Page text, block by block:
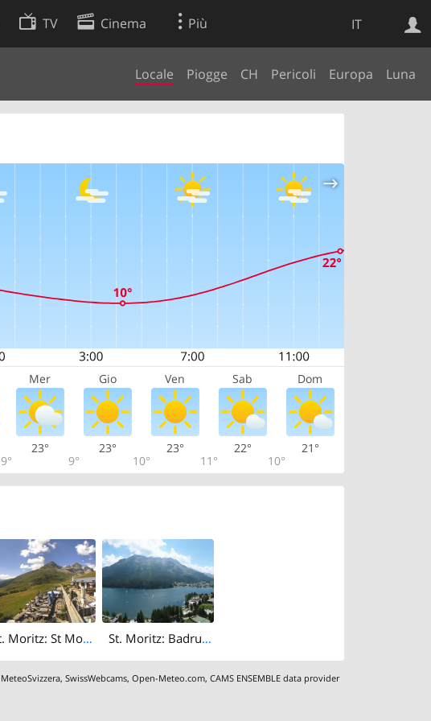
IT
TV Cinema Più
Locale Piogge CH Pericoli Europa Luna
Mer Gio Ven Sab Dom
9°
23°
9°
23°
10°
23°
11°
22°
10°
21°
St. Moritz: St Moritz - Piz Albana St. Moritz: Badrutt's Palace Hotel
MeteoSvizzera,SwissWebcams,Open-Meteo.com,CAMS ENSEMBLE data provider
Ricerca Web